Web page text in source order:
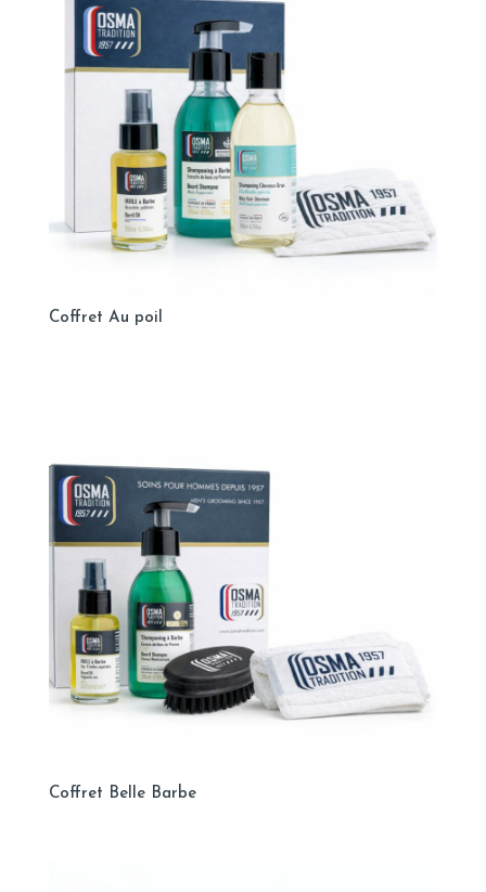
Coffret Au poil
Coffret Belle Barbe